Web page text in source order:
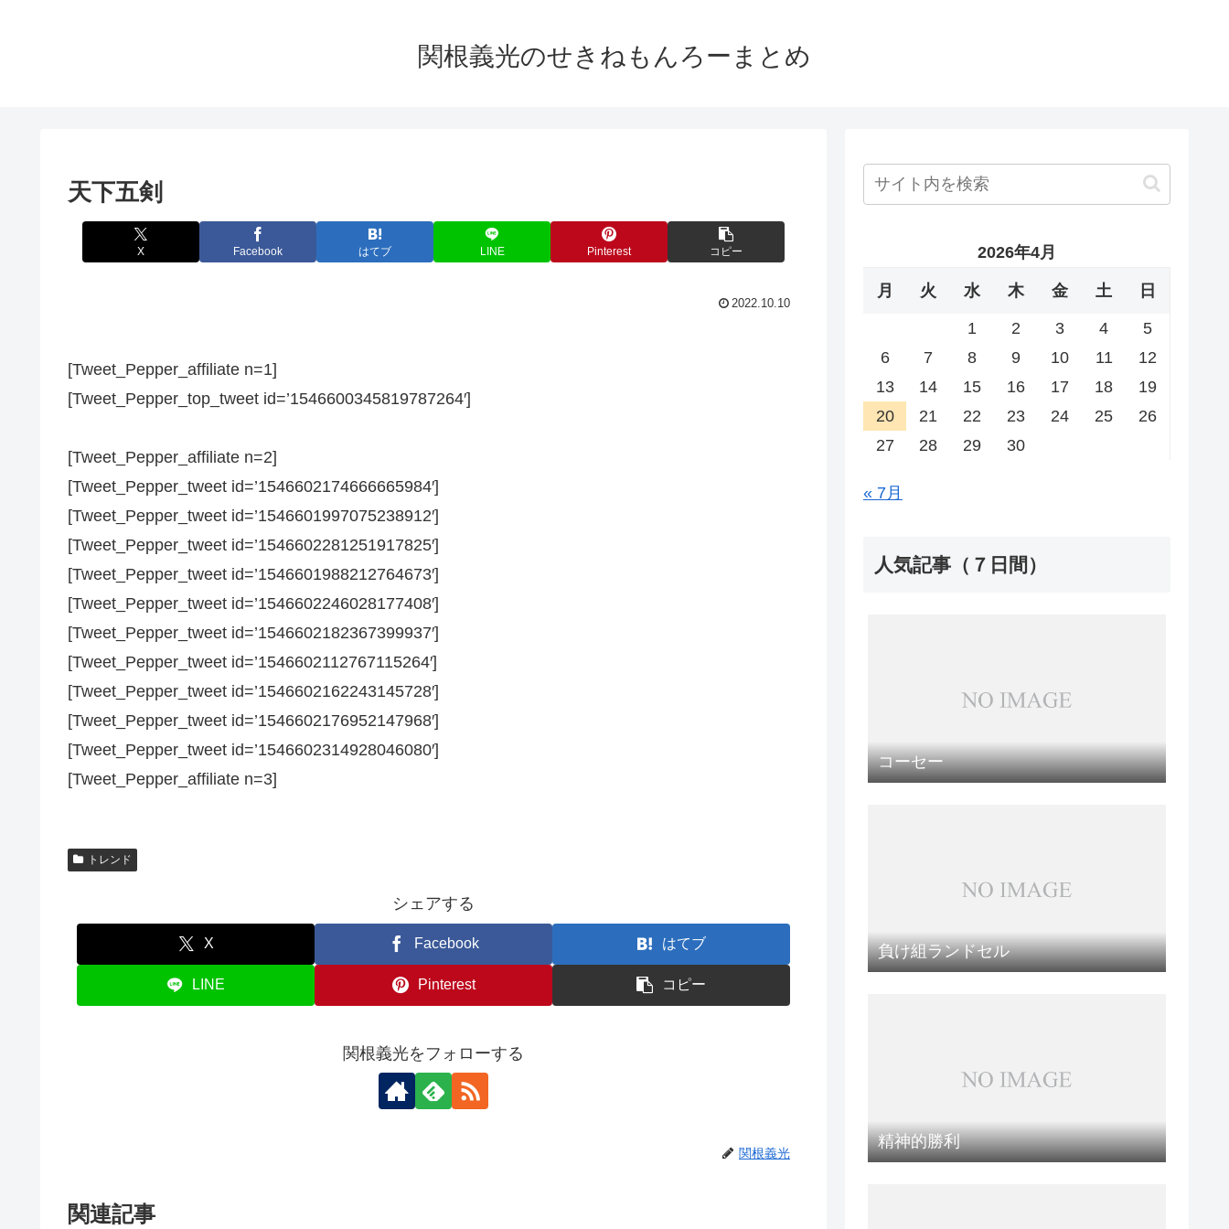
関根義光のせきねもんろーまとめ
天下五剣
X Facebook はてブ LINE Pinterest コピー
2022.10.10
[Tweet_Pepper_affiliate n=1]
[Tweet_Pepper_top_tweet id=’1546600345819787264′]
[Tweet_Pepper_affiliate n=2]
[Tweet_Pepper_tweet id=’1546602174666665984′]
[Tweet_Pepper_tweet id=’1546601997075238912′]
[Tweet_Pepper_tweet id=’1546602281251917825′]
[Tweet_Pepper_tweet id=’1546601988212764673′]
[Tweet_Pepper_tweet id=’1546602246028177408′]
[Tweet_Pepper_tweet id=’1546602182367399937′]
[Tweet_Pepper_tweet id=’1546602112767115264′]
[Tweet_Pepper_tweet id=’1546602162243145728′]
[Tweet_Pepper_tweet id=’1546602176952147968′]
[Tweet_Pepper_tweet id=’1546602314928046080′]
[Tweet_Pepper_affiliate n=3]
トレンド
シェアする
X Facebook はてブ
LINE Pinterest コピー
関根義光をフォローする
関根義光
関連記事
2026年4月
月 火 水 木 金 土 日
1 2 3 4
5
6
7 8 9 10 11
12
13
14 15 16 17 18
19
20
21 22 23 24 25
26
27
28 29 30
« 7月
人気記事（７日間）
コーセー
負け組ランドセル
精神的勝利